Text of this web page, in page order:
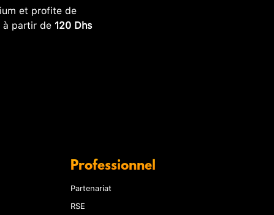
et profite de
partir de 120 Dhs
Professionnel
Partenariat
RSE